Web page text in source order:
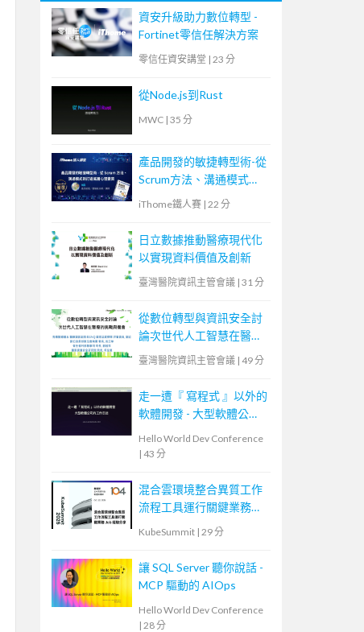
資安升級助力數位轉型 -
Fortinet零信任解決方案
零信任資安講堂 | 23 分
從Node.js到Rust
MWC | 35 分
產品開發的敏捷轉型術-從
Scrum方法、溝通模式到
打造底層心理素質
iThome鐵人賽 | 22 分
日立數據推動醫療現代化
以實現資料價值及創新
臺灣醫院資訊主管會議 | 31 分
從數位轉型與資訊安全討
論次世代人工智慧在醫療
的挑戰與機會
臺灣醫院資訊主管會議 | 49 分
走一遭『 寫程式 』以外的
軟體開發 - 大型軟體公司
Hello World Dev Conference
| 43 分
混合雲環境整合異質工作
流程工具運行關鍵業務
KubeSummit | 29 分
讓 SQL Server 聽你說話 -
MCP 驅動的 AIOps
Hello World Dev Conference
| 28 分